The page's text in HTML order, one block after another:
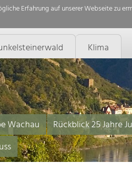
Erfahrung auf unserer Webseite zu
Klima
Wachau Rückblick 25 Jahre